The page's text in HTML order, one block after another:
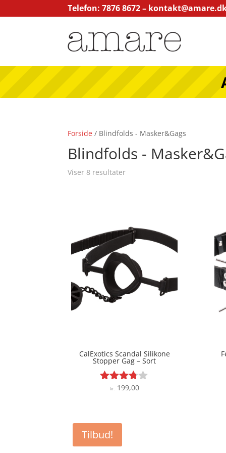
Telefon: 7876 8672 –
Forside / Blindfolds - Masker&Gags
Blindfolds -
Viser 8 resultater
CalExotics Scandal Silikone
Stopper Gag – Sort
Vurderet
kr.199,00
Tilbud!